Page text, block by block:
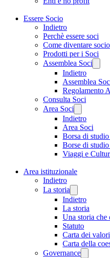
Essere Socio
Indietro
Perchè essere soci
Come diventare socio
Prodotti per i Soci
Assemblea Soci
Indietro
Assemblea
Regolamento
Consulta Soci
Area Soci
Indietro
Area Soci
Borsa di
Borse di
Viaggi e
Area istituzionale
Indietro
La storia
Indietro
La storia
Una storia che
Statuto
Carta dei valori
Carta della
Governance